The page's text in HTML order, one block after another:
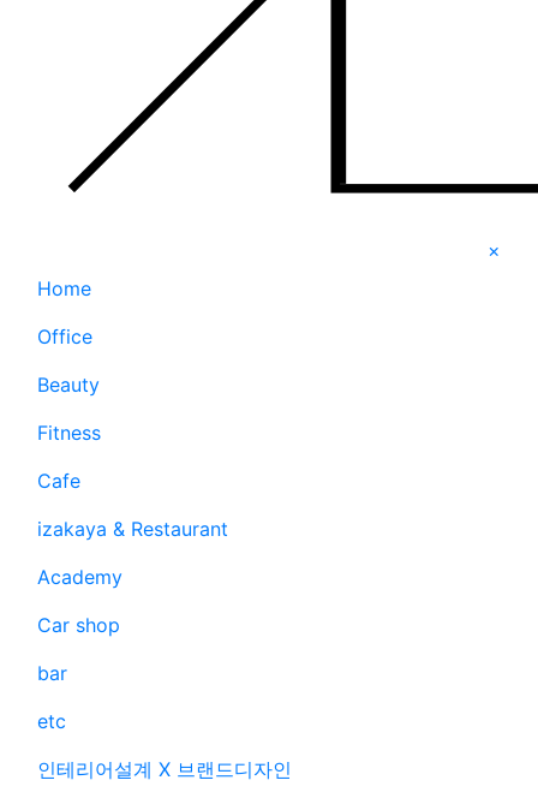
×
Home
Office
Beauty
Fitness
Cafe
izakaya & Restaurant
Academy
Car shop
bar
etc
인테리어설계 X 브랜드디자인